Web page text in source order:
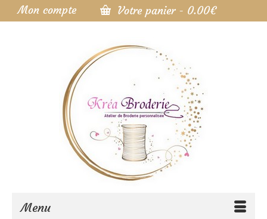
Mon compte Votre panier - 0.00€
Menu